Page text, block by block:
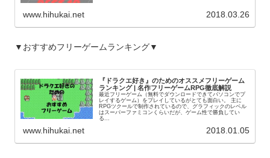
www.hihukai.net 2018.03.26
▼おすすめフリーゲームランキング▼
『ドラクエ好き』のためのオススメフリーゲーム
ランキング | 名作フリーゲームRPG徹底解説
最近フリーゲーム（無料でダウンロードできてパソコンでプ
レイするゲーム）をプレイしているがとても面白い。 主に
RPGツクールで制作されているので、グラフィックのレベル
はスーパーファミコンくらいだが、ゲーム性で勝負してい
る...
www.hihukai.net 2018.01.05